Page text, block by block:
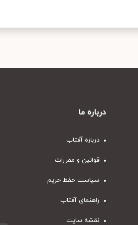
درباره ما
درباره آفتاب
قوانین و مقررات
سیاست حفظ حریم
راهنمای آفتاب
نقشه سایت